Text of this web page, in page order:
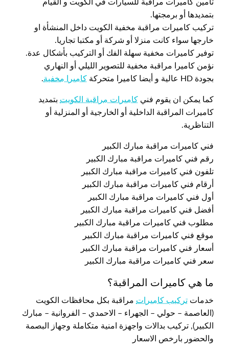
تامين كاميرات مراقبة للسيارات في الكويت و القيام
بتمديدها أو برمجتها.
تركيب كاميرات مراقبة مخفية الكويت داخل المنشأة او
خارجها سواء كانت منزلا أو شركة أو مكتبا تجاريا.
توفير كاميرات مخفية سهلة الفك أو التركيب بأشكال عدة.
نؤمن كاميرا مراقبة مخفية للتصوير الليلي أو النهاري
بجودة HD عالية و أيضا كاميرا متحركة
كاميرا مخفية.
كما يمكن ان يقوم فني كاميرات مراقبة الكويت بتمديد
كاميرات المراقبة الداخلية أو الخارجية أو المنزلية أو
التناظرية.
فني كاميرات مراقبة مبارك الكبير
رقم فني كاميرات مراقبة مبارك الكبير
تلفون فني كاميرات مراقبة مبارك الكبير
أرقام فني كاميرات مراقبة مبارك الكبير
أول فني كاميرات مراقبة مبارك الكبير
أفضل فني كاميرات مراقبة مبارك الكبير
مطلوب فني كاميرات مراقبة مبارك الكبير
موقع فني كاميرات مراقبة مبارك الكبير
أسعار فني كاميرات مراقبة مبارك الكبير
سعر فني كاميرات مراقبة مبارك الكبير
ما هي كاميرات المراقبة؟
خدمات تركيب كاميرات مراقبة بكل محافظات الكويت
(العاصمة – حولي – الجهراء – الاحمدي – الفروانية – مبارك
الكبير), تركيب بدالات واجهزة امنية متكاملة وجهاز البصمة
والحضور بارخص الاسعار